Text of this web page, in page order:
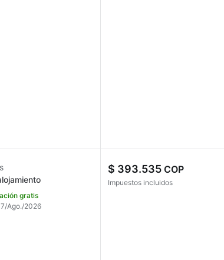
gratis
Ago./2026
$ 393.535 COP
Impuestos incluidos